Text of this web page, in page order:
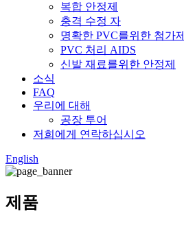
복합 안정제
충격 수정 자
명확한 PVC를위한 첨가제
PVC 처리 AIDS
신발 재료를위한 안정제
소식
FAQ
우리에 대해
공장 투어
저희에게 연락하십시오
English
제품